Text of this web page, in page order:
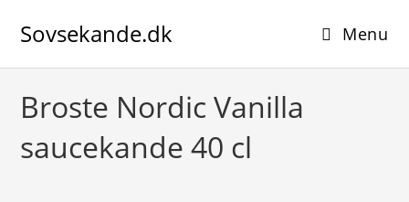
Sovsekande.dk Menu
Broste Nordic Vanilla
saucekande 40 cl